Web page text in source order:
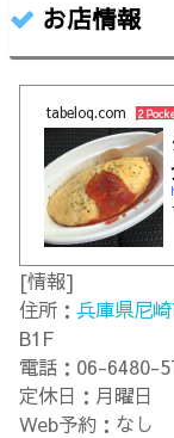
お店情報
tabelog.com 2
[情報]
住所：兵庫県尼
B1F
電話：06-6480-
定休日：月曜日
Web予約：なし